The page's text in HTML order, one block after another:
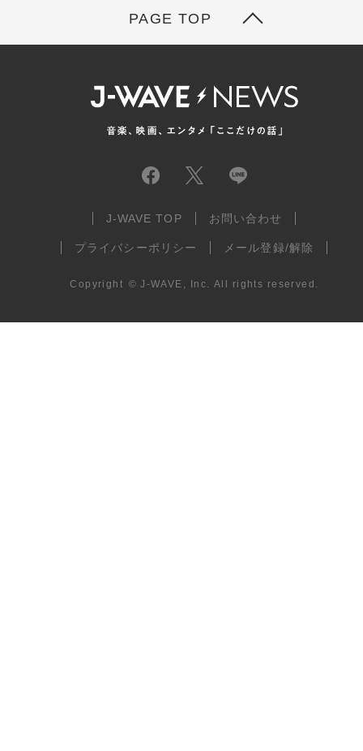
PAGE TOP
J-WAVE TOP お問い合わせ
プライバシーポリシー メール登録/解除
Copyright © J-WAVE, Inc. All rights reserved.